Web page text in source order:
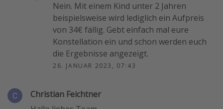
Nein. Mit einem Kind unter 2 Jahren
beispielsweise wird lediglich ein Aufpreis
von 34€ fällig. Gebt einfach mal eure
Konstellation ein und schon werden euch
die Ergebnisse angezeigt.
26. JANUAR 2023, 07:43
Christian Feichtner